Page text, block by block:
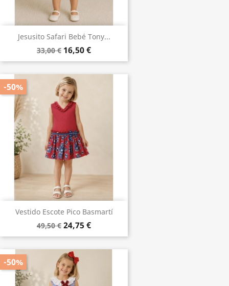
Jesusito Safari Bebé Tony...
33,00 € 16,50 €
Vestido Escote Pico Basmartí
49,50 € 24,75 €
-50%
-50%